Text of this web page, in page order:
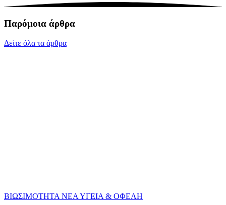
Παρόμοια άρθρα
Δείτε όλα τα άρθρα
ΒΙΩΣΙΜΟΤΗΤΑ ΝΕΑ ΥΓΕΙΑ & ΟΦΕΛΗ